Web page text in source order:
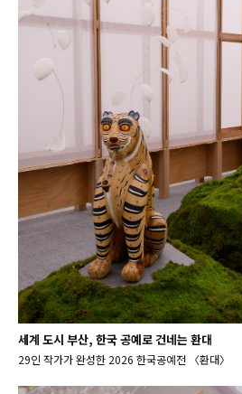
세계 도시 부산, 한국 공예로 건네는 환대
29인 작가가 완성한 2026 한국공예전 〈환대〉